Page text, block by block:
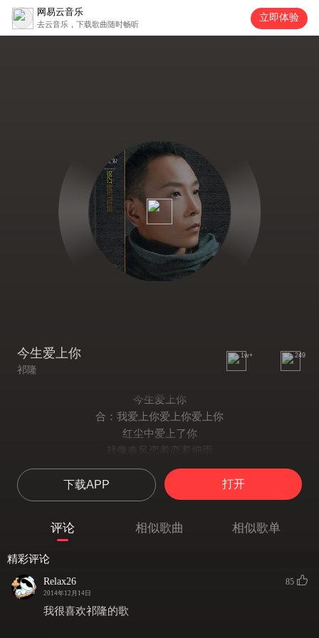
网易云音乐
去云音乐，下载歌曲随时畅听
立即体验
今生爱上你
祁隆
1w+ 249
今生爱上你
合：我爱上你爱上你爱上你
红尘中爱上了你
就像春风恋着恋着细雨
合：我爱上你爱上你爱上你
期盼能和你长相依
风风雨雨一辈子和你在一起
春风轻抚弄着细雨
缘分注定着我和你
下载APP 打开
评论 相似歌曲 相似歌单
精彩评论
Relax26
2014年12月14日
85
我很喜欢祁隆的歌